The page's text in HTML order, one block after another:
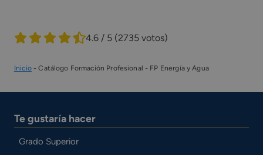
4.6 / 5 (2735 votos)
Inicio-Catálogo Formación Profesional - FP Energía y Agua
Te gustaría hacer
Grado Superior